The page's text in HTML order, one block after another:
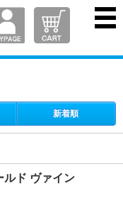
新着順
ルド ヴァイン